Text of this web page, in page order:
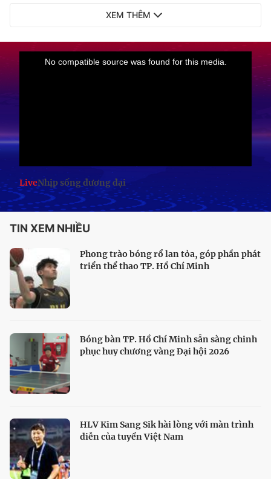
XEM THÊM
LiveNhịp sống đương đại
TIN XEM NHIỀU
Phong trào bóng rổ lan tỏa, góp phần phát
triển thể thao TP. Hồ Chí Minh
Bóng bàn TP. Hồ Chí Minh sẵn sàng chinh
phục huy chương vàng Đại hội 2026
HLV Kim Sang Sik hài lòng với màn trình
diễn của tuyển Việt Nam